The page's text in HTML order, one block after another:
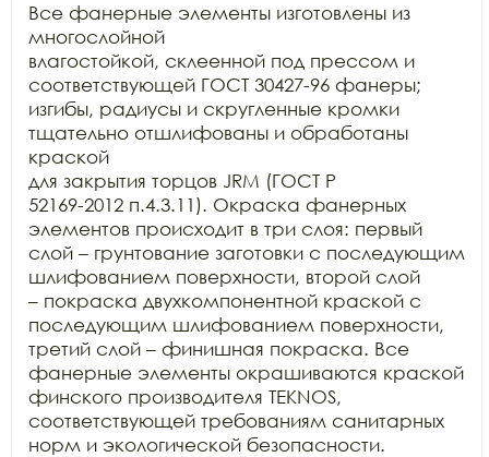
Все фанерные элементы изготовлены из
многослойной
влагостойкой, склеенной под прессом и
соответствующей ГОСТ 30427-96 фанеры;
изгибы, радиусы и скругленные кромки
тщательно отшлифованы и обработаны
краской
для закрытия торцов JRM (ГОСТ Р
52169-2012 п.4.3.11). Окраска фанерных
элементов происходит в три слоя: первый
слой – грунтование заготовки с последующим
шлифованием поверхности, второй слой
– покраска двухкомпонентной краской с
последующим шлифованием поверхности,
третий слой – финишная покраска. Все
фанерные элементы окрашиваются краской
финского производителя TEKNOS,
соответствующей требованиям санитарных
норм и экологической безопасности.